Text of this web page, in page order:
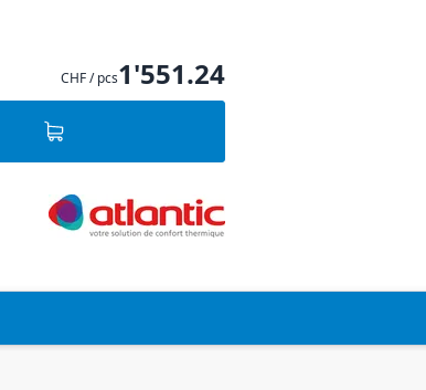
CHF / pcs1'551.24